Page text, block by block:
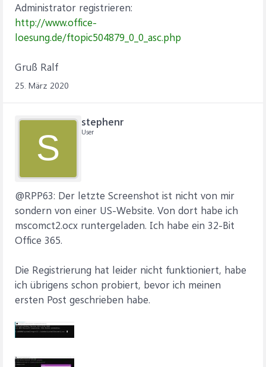
Administrator registrieren:
http://www.office-
loesung.de/ftopic504879_0_0_asc.php
Gruß Ralf
25. März 2020
S
stephenr
User
@RPP63: Der letzte Screenshot ist nicht von mir
sondern von einer US-Website. Von dort habe ich
mscomct2.ocx runtergeladen. Ich habe ein 32-Bit
Office 365.
Die Registrierung hat leider nicht funktioniert, habe
ich übrigens schon probiert, bevor ich meinen
ersten Post geschrieben habe.